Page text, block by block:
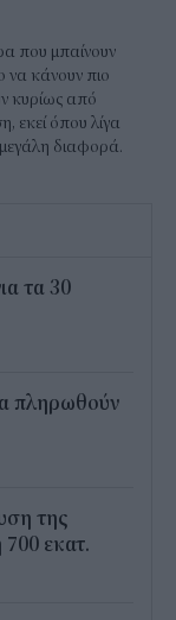
που μπαίνουν
να κάνουν πιο
κυρίως από
εκεί όπου λίγα
διαφορά.
τα 30
πληρωθούν
της
700 εκατ.